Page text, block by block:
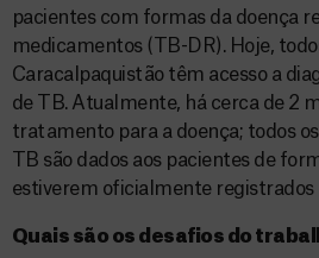
pacientes com formas da doença
medicamentos (TB-DR). Hoje,
Caracalpaquistão têm acesso a
de TB. Atualmente, há cerca de 2
tratamento para a doença; todos
TB são dados aos pacientes de
estiverem oficialmente registrados
Quais são os desafios do